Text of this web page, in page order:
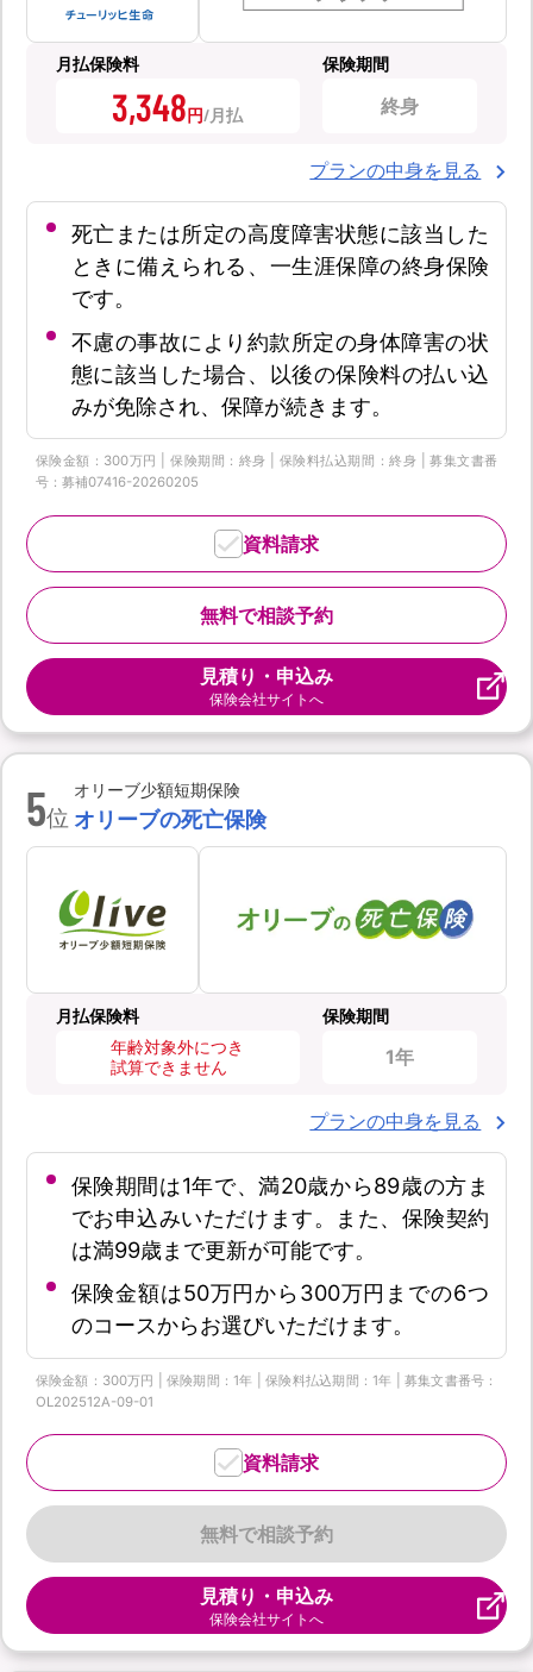
月払保険料
3,348円
保険期間
終身
プランの中身を見る
死亡または所定の高度障害状態に該当した
ときに備えられる、一生涯保障の終身保険
です。
不慮の事故により約款所定の身体障害の状
態に該当した場合、以後の保険料の払い込
みが免除され、保障が続きます。
保険金額：300万円 | 保険期間：終身 | 保険料払込期間：終身 | 募集文書番
号：募補07416-20260205
無料で相談予約
資料請求
見積り・申込み
保険会社サイトへ
5位
オリーブ少額短期保険
オリーブの死亡保険
月払保険料
年齢対象外につき
試算できません
保険期間
1年
プランの中身を見る
保険期間は1年で、満20歳から89歳の方ま
でお申込みいただけます。また、保険契約
は満99歳まで更新が可能です。
保険金額は50万円から300万円までの6つ
のコースからお選びいただけます。
保険金額：300万円 | 保険期間：1年 | 保険料払込期間：1年 | 募集文書番号：
OL202512A-09-01
無料で相談予約
資料請求
見積り・申込み
保険会社サイトへ